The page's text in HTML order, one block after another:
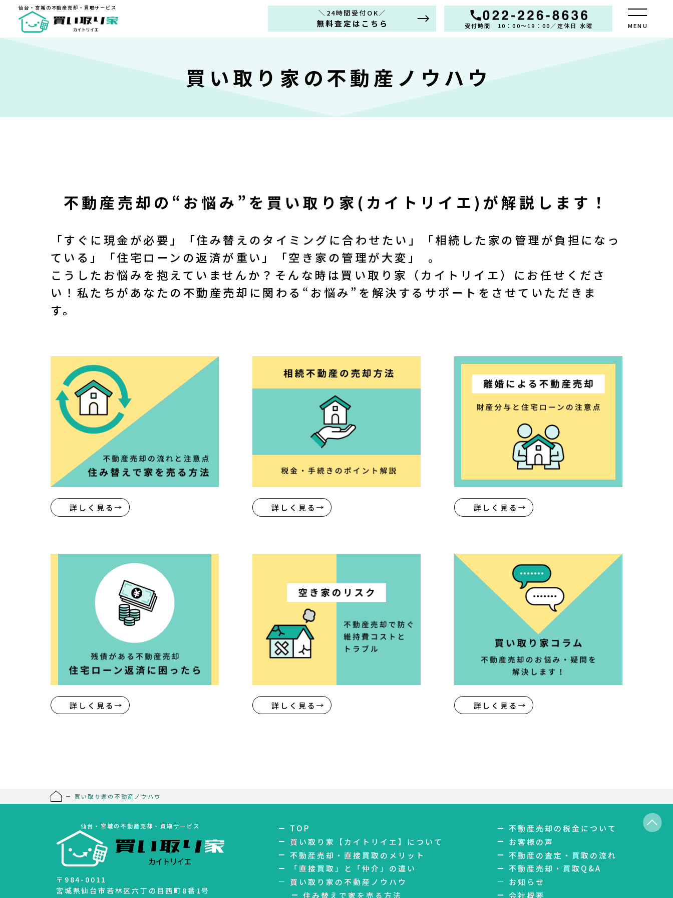
仙台・宮城の不動産売却・買取サービス
＼24時間受付OK／
無料査定はこちら 受付時間 10：00～19：00／定休日 水曜 MENU
仙台・宮城の不動産売却・買取サービス
CLOSE
空き家のリスク
＼24時間受付OK／
無料査定はこちら
買い取り家の不動産ノウハウ
不動産売却の“お悩み”を 買い取り家(カイトリイエ)が解説します！
「すぐに現金が必要」「住み替えのタイミングに合わせたい」「相続した家の管理が負担になっ
ている」「住宅ローンの返済が重い」「空き家の管理が大変」 ――。
こうしたお悩みを抱えていませんか？そんな時は買い取り家（カイトリイエ）にお任せくださ
い！私たちがあなたの不動産売却に関わる“お悩み”を解決するサポートをさせていただきま
す。
詳しく見る 詳しく見る 詳しく見る
詳しく見る 詳しく見る 詳しく見る
買い取り家の不動産ノウハウ
仙台・宮城の不動産売却・買取サービス
〒984-0011
宮城県仙台市若林区六丁の目西町8番1号
TOP
買い取り家【カイトリイエ】について
不動産売却・直接買取のメリット
「直接買取」と「仲介」の違い
買い取り家の不動産ノウハウ
住み替えで家を売る方法
不動産売却の税金について
お客様の声
不動産の査定・買取の流れ
不動産売却・買取Q&A
お知らせ
会社概要